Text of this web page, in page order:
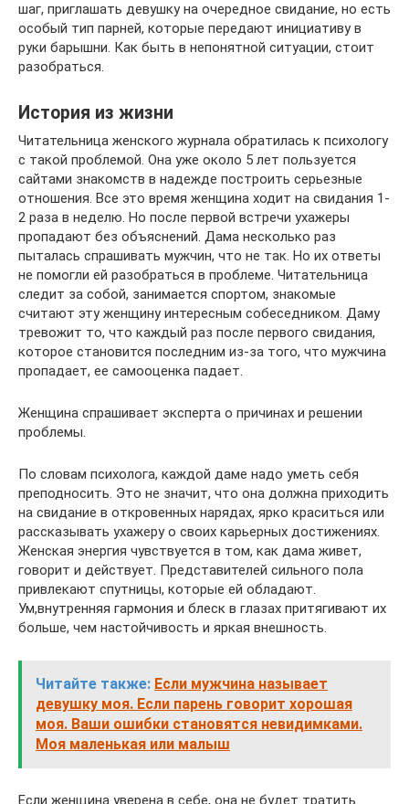
шаг, приглашать девушку на очередное свидание, но есть
особый тип парней, которые передают инициативу в
руки барышни. Как быть в непонятной ситуации, стоит
разобраться.
История из жизни
Читательница женского журнала обратилась к психологу
с такой проблемой. Она уже около 5 лет пользуется
сайтами знакомств в надежде построить серьезные
отношения. Все это время женщина ходит на свидания 1-
2 раза в неделю. Но после первой встречи ухажеры
пропадают без объяснений. Дама несколько раз
пыталась спрашивать мужчин, что не так. Но их ответы
не помогли ей разобраться в проблеме. Читательница
следит за собой, занимается спортом, знакомые
считают эту женщину интересным собеседником. Даму
тревожит то, что каждый раз после первого свидания,
которое становится последним из-за того, что мужчина
пропадает, ее самооценка падает.
Женщина спрашивает эксперта о причинах и решении
проблемы.
По словам психолога, каждой даме надо уметь себя
преподносить. Это не значит, что она должна приходить
на свидание в откровенных нарядах, ярко краситься или
рассказывать ухажеру о своих карьерных достижениях.
Женская энергия чувствуется в том, как дама живет,
говорит и действует. Представителей сильного пола
привлекают спутницы, которые ей обладают.
Ум,внутренняя гармония и блеск в глазах притягивают их
больше, чем настойчивость и яркая внешность.
Читайте также: Если мужчина называет
девушку моя. Если парень говорит хорошая
моя. Ваши ошибки становятся невидимками.
Моя маленькая или малыш
Если женщина уверена в себе, она не будет тратить